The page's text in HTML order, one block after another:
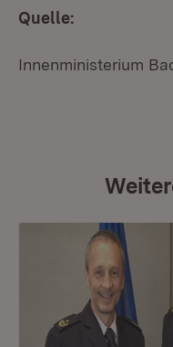
Quelle:
Innenministerium